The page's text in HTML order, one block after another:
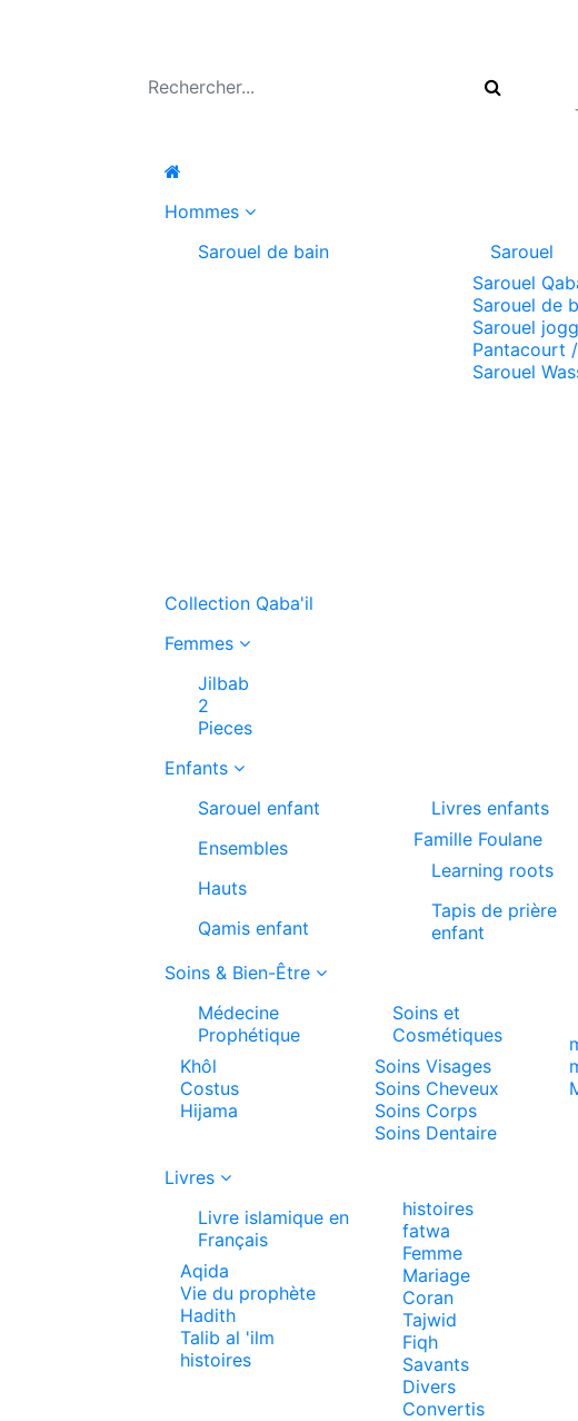
Hommes
Sarouel de bain
Sarouel
Sarouel
Sarouel de
Sarouel
Pantacourt
Sarouel
Collection Qaba'il
Femmes
Jilbab
2
Pieces
Enfants
Sarouel enfant
Ensembles
Hauts
Qamis enfant
Livres enfants
Famille Foulane
Learning roots
Tapis de prière
enfant
Soins & Bien-Être
Médecine
Prophétique
Khôl
Costus
Hijama
Soins et
Cosmétiques
Soins Visages
Soins Cheveux
Soins Corps
Soins Dentaire
Livres
Livre islamique en
Français
Aqida
Vie du prophète
Hadith
Talib al 'ilm
histoires
histoires
fatwa
Femme
Mariage
Coran
Tajwid
Fiqh
Savants
Divers
Convertis